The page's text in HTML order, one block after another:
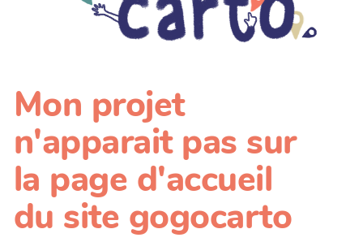
Mon projet
n'apparait pas sur
la page d'accueil
du site gogocarto